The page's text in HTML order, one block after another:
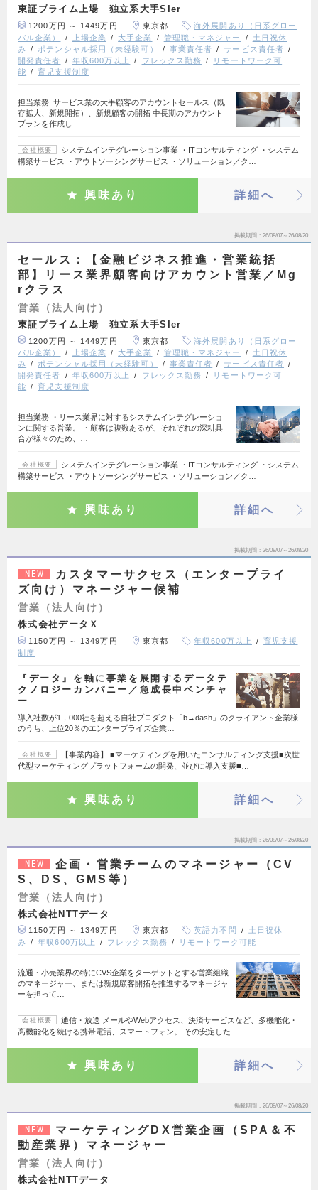
東証プライム上場 独立系大手SIer
1200万円 ～ 1449万円 東京都
海外展開あり（日系グロー
バル企業）
上場企業 大手企業 管理職・マネジャー
土日祝休
み
ポテンシャル採用（未経験可） 事業責任者
サービス責任者
開発責任者
年収600万以上 フレックス勤務
リモートワーク可
能
育児支援制度
担当業務 サービス業の大手顧客のアカウントセールス（既
存拡大、新規開拓）、新規顧客の開拓 中長期のアカウント
プランを作成し…
会社概要
システムインテグレーション事業 ・ITコンサルティング ・システム
構築サービス ・アウトソーシングサービス ・ソリューション／ク…
興味あり 詳細へ
掲載期間 26/08/07～26/08/20
セールス：【金融ビジネス推進・営業統括
部】リース業界顧客向けアカウント営業／Mg
rクラス
営業（法人向け）
東証プライム上場 独立系大手SIer
1200万円 ～ 1449万円 東京都
海外展開あり（日系グロー
バル企業）
上場企業 大手企業 管理職・マネジャー
土日祝休
み
ポテンシャル採用（未経験可） 事業責任者
サービス責任者
開発責任者
年収600万以上 フレックス勤務
リモートワーク可
能
育児支援制度
担当業務 ・リース業界に対するシステムインテグレーショ
ンに関する営業。 ・顧客は複数あるが、それぞれの深耕具
合が様々のため、…
会社概要
システムインテグレーション事業 ・ITコンサルティング ・システム
構築サービス ・アウトソーシングサービス ・ソリューション／ク…
興味あり 詳細へ
掲載期間 26/08/07～26/08/20
NEW
カスタマーサクセス（エンタープライ
ズ向け）マネージャー候補
営業（法人向け）
株式会社データＸ
1150万円 ～ 1349万円 東京都 年収600万以上
育児支援
制度
『データ』を軸に事業を展開するデータテ
クノロジーカンパニー／急成長中ベンチャ
ー
導入社数が1，000社を超える自社プロダクト「b→dash」のクライアント企業様
のうち、上位20％のエンタープライズ企業…
会社概要
【事業内容】 ■マーケティングを用いたコンサルティング支援■次世
代型マーケティングプラットフォームの開発、並びに導入支援■…
興味あり 詳細へ
掲載期間 26/08/07～26/08/20
NEW
企画・営業チームのマネージャー（CV
S、DS、GMS等）
営業（法人向け）
株式会社NTTデータ
1150万円 ～ 1349万円 東京都 英語力不問
土日祝休
み
年収600万以上 フレックス勤務 リモートワーク可能
流通・小売業界の特にCVS企業をターゲットとする営業組織
のマネージャー、または新規顧客開拓を推進するマネージャ
ーを担って…
会社概要
通信・放送 メールやWebアクセス、決済サービスなど、多機能化・
高機能化を続ける携帯電話、スマートフォン。 その安定した…
興味あり 詳細へ
掲載期間 26/08/07～26/08/20
NEW
マーケティングDX営業企画（SPA＆不
動産業界）マネージャー
営業（法人向け）
株式会社NTTデータ